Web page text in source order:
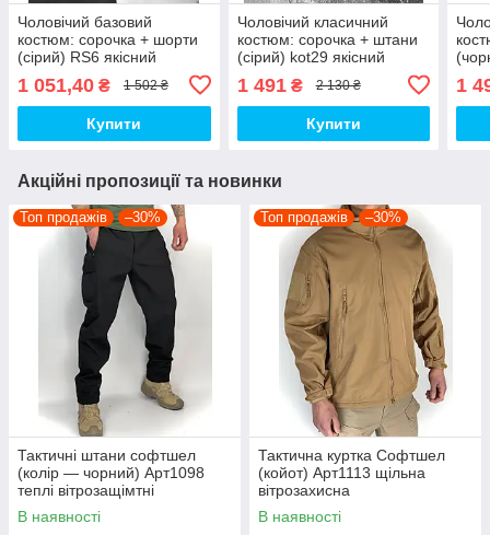
Чоловічий базовий
костюм: сорочка + шорти
(сірий) RS6 якісний
хлопців топ
1 051,40 ₴ 1 502 ₴
Купити
Чоловічий класичний
костюм: сорочка + штани
(сірий) kot29 якісний
хлопців топ
1 491₴ 2 130 ₴
Купити
1
Акційні пропозиції та новинки
Топ продажів –30%
Тактичні штани софтшел
(колір — чорний) Арт1098
теплі вітрозащімтні
водовідштовхувальні на флісі
топ
В наявності
Топ продажів –30%
Тактична куртка Софтшел
(койот) Арт1113 щільна
вітрозахисна
водовідштовхувальна на
флісі топ
В наявності